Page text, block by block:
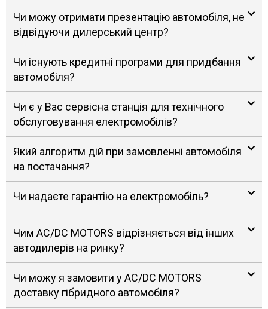
Чи можу отримати презентацію автомобіля, не
відвідуючи дилерський центр?
Чи існують кредитні програми для придбання
автомобіля?
Чи є у Вас сервісна станція для технічного
обслуговування електромобілів?
Який алгоритм дій при замовленні автомобіля
на постачання?
Чи надаєте гарантію на електромобіль?
Чим AC/DC MOTORS відрізняється від інших
автодилерів на ринку?
Чи можу я замовити у AC/DC MOTORS
доставку гібридного автомобіля?